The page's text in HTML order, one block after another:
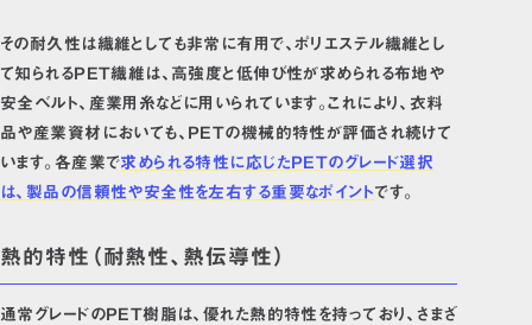
その耐久性は繊維としても非常に有用で、ポリエステル繊維とし
て知られるPET繊維は、高強度と低伸び性が求められる布地や
安全ベルト、産業用糸などに用いられています。これにより、衣料
品や産業資材においても、PETの機械的特性が評価され続けて
います。各産業で求められる特性に応じたPETのグレード選択
は、製品の信頼性や安全性を左右する重要なポイントです。
熱的特性（耐熱性、熱伝導性）
通常グレードのPET樹脂は、優れた熱的特性を持っており、さまざ